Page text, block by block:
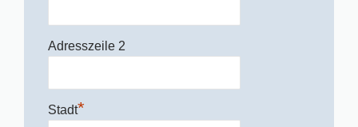
Adresszeile 2
Stadt*